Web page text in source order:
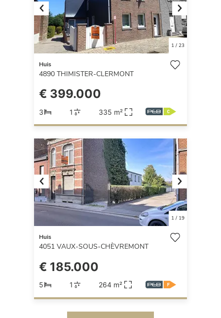
Previous Next
1/ 23
Huis
4890 THIMISTER-CLERMONT
€ 399.000
3 1 335 m²
Previous Next
1/ 19
Huis
4051 VAUX-SOUS-CHÈVREMONT
€ 185.000
5 1 264 m²